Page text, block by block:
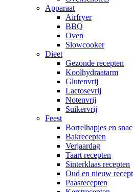
Apparaat
Airfryer
BBQ
Oven
Slowcooker
Dieet
Gezonde recepten
Koolhydraatarm
Glutenvrij
Lactosevrij
Notenvrij
Suikervrij
Feest
Borrelhapjes en
Bakrecepten
Verjaardag
Taart recepten
Sinterklaas recepten
Oud en nieuw
Paasrecepten